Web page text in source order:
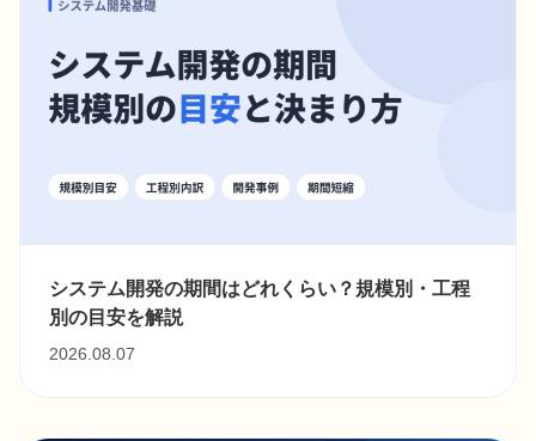
システム開発の期間はどれくらい？規模別・工程
別の目安を解説
2026.08.07